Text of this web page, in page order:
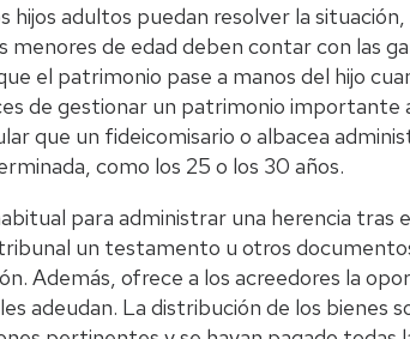
hijos adultos puedan resolver la
menores de edad deben contar con las
el patrimonio pase a manos del hijo
de gestionar un patrimonio importante
que un fideicomisario o albacea
como los 25 o los 30 años.
para administrar una herencia tras
un testamento u otros
Además, ofrece a los acreedores la
adeudan. La distribución de los bienes